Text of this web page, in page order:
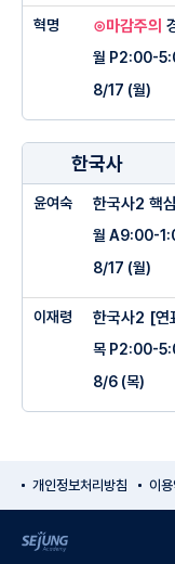
5주차 3단원. 광합성 (2)
1주차 1단원. 유전자와 유전
2주차 1단원. 유전자와 유전
3주차 1단원. 유전자와 유전
4주차 2단원. 유전물질
5주차 2단원. 유전자발현
-수업 태도와 과제 상태가 안
○ 주차별 진도계획
1주차 1단원. 생물과 생명과
2주차 2단원. 신경자극의
3주차 2단원. 신경자극의
4주차 3단원. (유전) 생식세
5주차 3단원. (유전) 생식
-주차별 실전 모의고사 + 해
-실시간 카카오톡 QnA를 통
-VOD 복습영상 제공
○ 주차별 진도계획
동, 비교우위, 절대우위 계산
세계화와 평화 &
-키워드 중심의 개념을 시험
-강남/서초 내신 기출 문항
-개념 간 구조화 및 맥락 간
○ 관리 프로그램
-1:1 맞춤 케어(수행평가도
수업 전후 시간을 활용하여
리닉
-개별적 취약점 분석 및 맞춤
-24시간 카톡 Q&A
○ 주차별 진도계획
1주차 : [법] 인권 보장과 헌법
○ 수업특징
-통합사회2 전단원 중요주제
-경제 기초개념 부터~ 경제
-통사 선행학습 전혀 안 한
-정치&법 주제 기초부터 수
-세계지리 단원 고3수준 킬
-자체 제작한 최고의 자료 제
-지루하지 않은 강의 진행 방
-믿고 맡겨주시면 성적으로
혁명 ⊙마감주의
월 P2:00-
8/17 (월)
○ 수업특징
-통합사회 경제 중요 개념을
-기초부터 수능 킬러문항까
-통합사회 경제 중요 개념을
-혁명T만의 독창적 경제 문
-단 1회로 경제 1컷 주제인
-8종 교과서 본문과 사례들
한국사
윤여숙 한국사2 핵
월 A9:00-
8/17 (월)
○ 수업특징
-귀에 쏙쏙 들리는 수업
-한눈에 딱 보이는 자료
-[4시간], 단 [1회] 수업으로
-세심하고 꼼꼼하고 완벽하
-한 눈에 들어오는 [전 개념
이재령 한국사2 [연
목 P2:00-
8/6 (목)
-매주 테스트 (재령모의고
-클래스카드(암기문제)
개인정보처리방침 이
SEJUNG Academy